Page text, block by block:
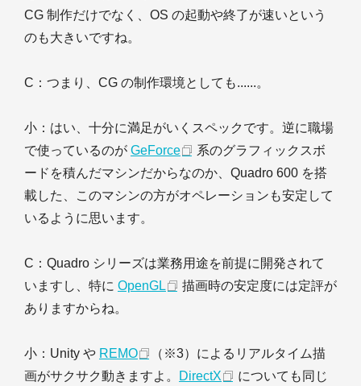
CG 制作だけでなく、OS の起動や終了が速いという
のも大きいですね。
C ：つまり、CG の制作環境としても......。
小 ：はい、十分に満足がいくスペックです。逆に職場
で使っているのが GeForce
系のグラフィックスボ
ードを積んだマシンだからなのか、Quadro 600 を搭
載した、このマシンの方がオペレーションも安定して
いるように思います。
C ：Quadro シリーズは業務用途を前提に開発されて
いますし、特に OpenGL
描画時の安定度には定評が
ありますからね。
小 ：Unity や REMO
（※3）によるリアルタイム描
画がサクサク動きますよ。
DirectX についても同じ